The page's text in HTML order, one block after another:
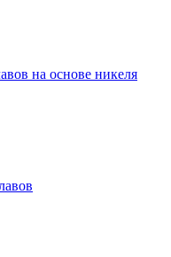
на основе никеля